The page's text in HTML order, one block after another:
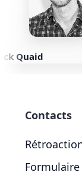
Quaid
Contacts